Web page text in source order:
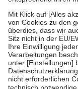
stärken und die
fallenkeine
• Kindern und
mit Ausnahme der
• Untersuchungen
GKV getragen werden
• empfohlenen
• Harn- und